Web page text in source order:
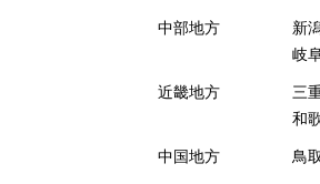
中部地方 新
岐
近畿地方 三
和
中国地方 鳥